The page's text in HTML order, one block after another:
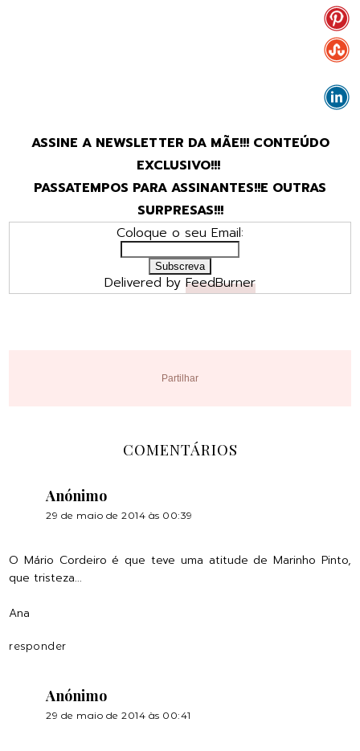
ASSINE A NEWSLETTER DA MÃE!!! CONTEÚDO
EXCLUSIVO!!!
PASSATEMPOS PARA ASSINANTES!!E OUTRAS
SURPRESAS!!!
Coloque o seu Email:
Delivered by FeedBurner
Partilhar
COMENTÁRIOS
Anónimo
29 de maio de 2014 às 00:39
O Mário Cordeiro é que teve uma atitude de Marinho Pinto,
que tristeza...
Ana
responder
Anónimo
29 de maio de 2014 às 00:41